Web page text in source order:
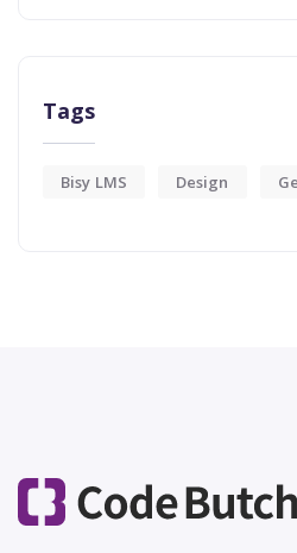
Tags
Bisy LMS Design